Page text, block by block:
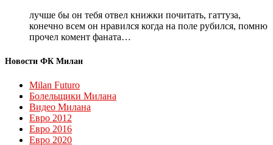
лучше бы он тебя отвел книжки почитать, гаттуза,
конечно всем он нравился когда на поле рубился, помню
прочел комент фаната…
Новости ФК Милан
Milan Futuro
Болельщики Милана
Видео Милана
Евро 2012
Евро 2016
Евро 2020